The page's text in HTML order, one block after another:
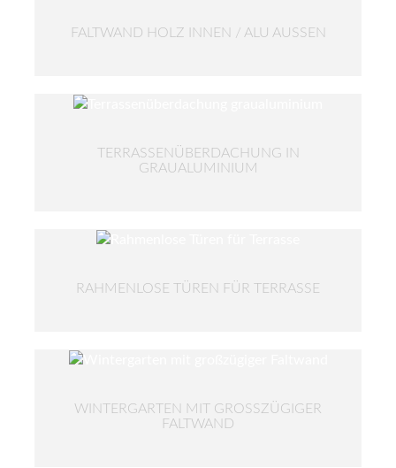
FALTWAND HOLZ INNEN / ALU AUSSEN
TERRASSENÜBERDACHUNG IN
GRAUALUMINIUM
RAHMENLOSE TÜREN FÜR TERRASSE
WINTERGARTEN MIT GROSSZÜGIGER F
ALTWAND